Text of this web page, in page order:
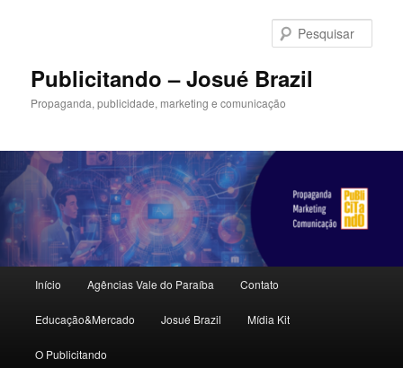
principal
secundárioPublicitando – Josué Brazil
Propaganda, publicidade, marketing e comunicação
principal
Início Agências Vale do Paraíba Contato
Educação&Mercado Josué Brazil Mídia Kit
O Publicitando